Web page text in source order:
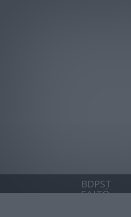
BDPST
SAJTÓ